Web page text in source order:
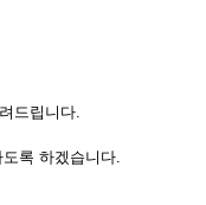
드립니다.
록 하겠습니다.